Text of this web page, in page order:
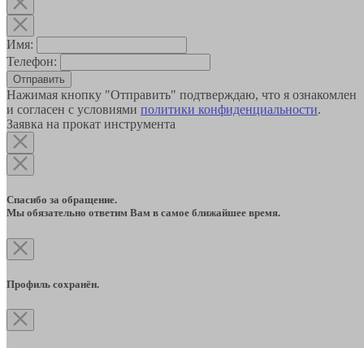
Имя:
Телефон:
Отправить
Нажимая кнопку "Отправить" подтверждаю, что я ознакомлен
и согласен с условиями политики конфиденциальности.
Заявка на прокат инструмента
Спасибо за обращение.
Мы обязательно ответим Вам в самое ближайшее время.
Профиль сохранён.